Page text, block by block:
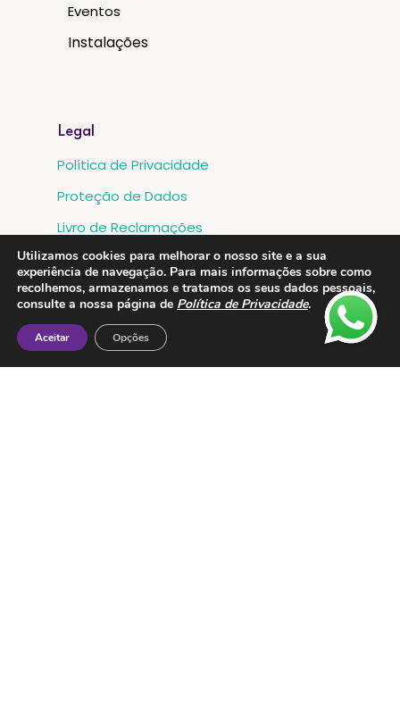
Eventos
Instalações
Legal
Política de Privacidade
Proteção de Dados
Livro de Reclamações
Metodos de Pagamento:
Utilizamos cookies para melhorar o nosso site e a sua
experiência de navegação. Para mais informações sobre como
recolhemos, armazenamos e tratamos os seus dados pessoais,
consulte a nossa página de Política de Privacidade.
Aceitar Opções